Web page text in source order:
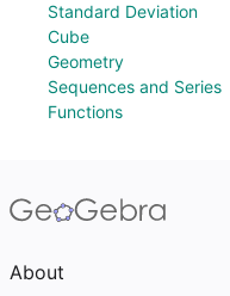
Standard Deviation
Cube
Geometry
Sequences and Series
Functions
About